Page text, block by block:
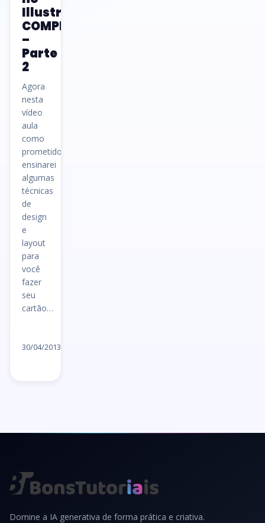
Illustrator
COMPLETO!
–
Parte
2
Agora
nesta
vídeo
aula
como
prometido
ensinarei
algumas
técnicas
de
design
e
layout
para
você
fazer
seu
cartão…
30/04/2013
Domine a IA generativa de forma prática e criativa.